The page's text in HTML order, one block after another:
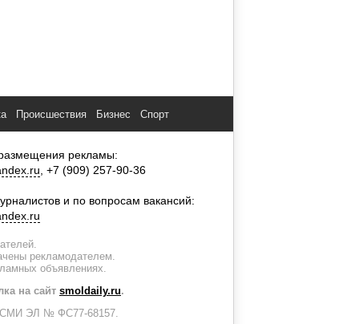
Происшествия Бизнес Спорт
рекламы:
, +7 (909) 257-90-36
и по вопросам вакансий:
рекламодателем.
объявлениях.
на сайт smoldaily.ru.
СМИ ЭЛ № ФС77-68157.